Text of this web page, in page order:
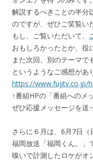
解説するべきことの半分
のですが、ぜひご笑覧い
もし、ご覧いただいて、
おもしろかったとか、役
また次回、別のテーマで
というようなご感想があ
https://www.fujitv.co.jp/
↑番組HPの「番組へのメ
ぜひ応援メッセージを送
さらに６月は、6月7日（
福岡放送「福岡くん。」
嗅いで計測したロケがオ